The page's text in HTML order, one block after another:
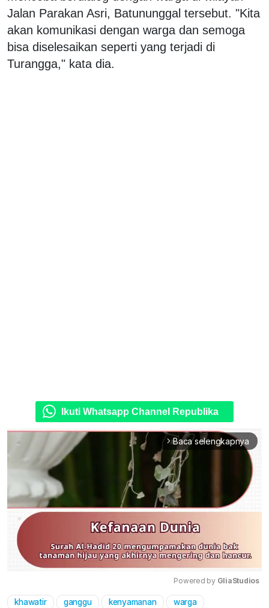
Jalan Parakan Asri, Batununggal tersebut. "Kita
akan komunikasi dengan warga dan semoga
bisa diselesaikan seperti yang terjadi di
Turangga," kata dia.
Ikuti Whatsapp Channel Republika
arrow_forward_ios Baca selengkapnya
Powered by GliaStudios
khawatir ganggu kenyamanan warga